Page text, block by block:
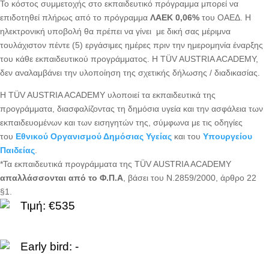
Το κόστος συμμετοχής στο εκπαιδευτικό πρόγραμμα μπορεί να
επιδοτηθεί πλήρως από το πρόγραμμα ΛΑΕΚ 0,06% του ΟΑΕΔ. Η
ηλεκτρονική υποβολή θα πρέπει να γίνει με δική σας μέριμνα
τουλάχιστον πέντε (5) εργάσιμες ημέρες πριν την ημερομηνία έναρξης
του κάθε εκπαιδευτικού προγράμματος. Η TÜV AUSTRIA ACADEMY,
δεν αναλαμβάνει την υλοποίηση της σχετικής δήλωσης / διαδικασίας.
H TÜV AUSTRIA ACADEMY υλοποιεί τα εκπαιδευτικά της
προγράμματα, διασφαλίζοντας τη δημόσια υγεία και την ασφάλεια των
εκπαιδευομένων και των εισηγητών της, σύμφωνα με τις οδηγίες
του Εθνικού Οργανισμού Δημόσιας Υγείας και του Υπουργείου
Παιδείας
*Τα εκπαιδευτικά προγράμματα της TÜV AUSTRIA ACADEMY
απαλλάσσονται από το Φ.Π.Α , βάσει του Ν.2859/2000, άρθρο 22
§1.
Τιμή: €535
Early bird: -